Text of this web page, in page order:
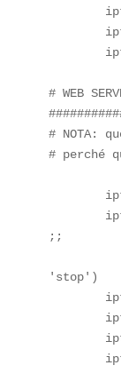
# WEB
# NOTA:
# perché
;;
'stop')